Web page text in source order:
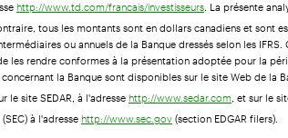
http://www.td.com/francais/investisseurs
tous les montants sont en dollars canadiens et sont
ou annuels de la Banque dressés selon les
les rendre conformes à la présentation adoptée pour la
la Banque sont disponibles sur le site Web de la
le site SEDAR, à l'adresse http://www.sedar.com , et sur le
à l'adresse http://www.sec.gov (section EDGAR filers).